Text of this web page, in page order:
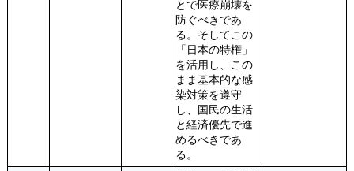
とで医療崩壊を
防ぐべきであ
る。そしてこの
「日本の特権」
を活用し、この
まま基本的な感
染対策を遵守
し、国民の生活
と経済優先で進
めるべきであ
る。